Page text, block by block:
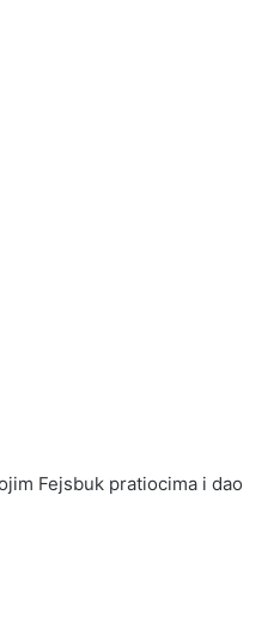
Fejsbuk pratiocima i dao